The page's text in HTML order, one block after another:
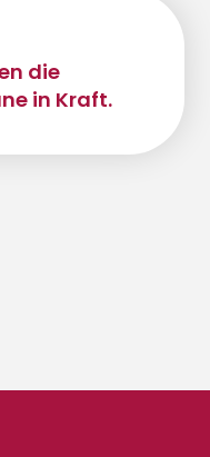
die
in Kraft.